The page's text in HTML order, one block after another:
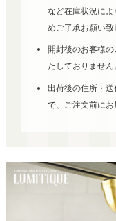
など在庫状況に
めご了承お願い致
開封後のお客様
たしておりません
出荷後の住所・
で、ご注文前にお